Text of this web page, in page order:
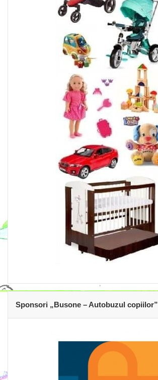
Sponsori „Busone – Autobuzul copiilor”